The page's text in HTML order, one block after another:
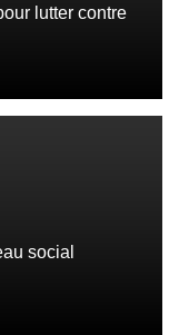
lutter contre
social